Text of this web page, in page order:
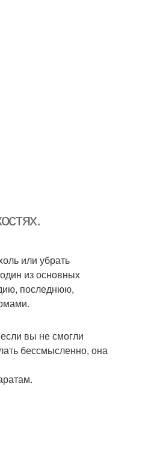
или убрать
из основных
последнюю,
вы не смогли
бессмысленно, она